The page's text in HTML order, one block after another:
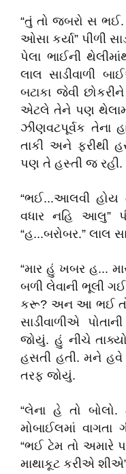
“તું તો જબરો સ
ઓસા કર્યા” પીળી
પેલા ભાઈની
લાલ સાડીવાળી
બટાકા જેવી
એટલે તેને પણ
ઝીણવટપૂર્વક તેના
તાકી અને ફરીથી
પણ તે હસ્તી જ રહી.
“ભઈ...આલવી
વધાર નહિ આલુ”
“હ...બરોબર.” લાલ
“માર હું ખબર હ...
બળી લેવાની ભૂલી
કરૂ? અન આ ભઈ તો
સાડીવાળીએ
જોયું. હું નીચે
હસતી હતી. મને હવે
તરફ જોયું.
“લેના હે તો
મોબાઈલમાં વાગતા
“ભઈ ટેમ તો અમારે
માથાકૂટ કરીએ